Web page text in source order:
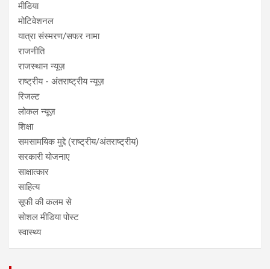
मीडिया
मोटिवेशनल
यात्रा संस्मरण/सफर नामा
राजनीति
राजस्थान न्यूज़
राष्ट्रीय - अंतराष्ट्रीय न्यूज़
रिजल्ट
लोकल न्यूज़
शिक्षा
समसामयिक मुद्दे (राष्ट्रीय/अंतराष्ट्रीय)
सरकारी योजनाए
साक्षात्कार
साहित्य
सूफी की कलम से
सोशल मीडिया पोस्ट
स्वास्थ्य